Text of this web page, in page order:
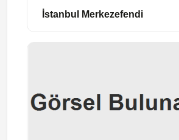
İstanbul Merkezefendi